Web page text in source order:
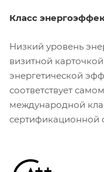
Класс
Низкий уровень
визитной
энергетической
соответствует
международной
сертификационной